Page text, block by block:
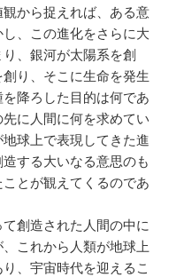
から捉えれば、ある意
、この進化をさらに大
、銀河が太陽系を創
り、そこに生命を発生
降ろした目的は何であ
に人間に何を求めてい
球上で表現してきた進
する大いなる意思のも
とが観えてくるのであ
創造された人間の中に
これから人類が地球上
、宇宙時代を迎えるこ